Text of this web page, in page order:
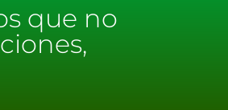
que no